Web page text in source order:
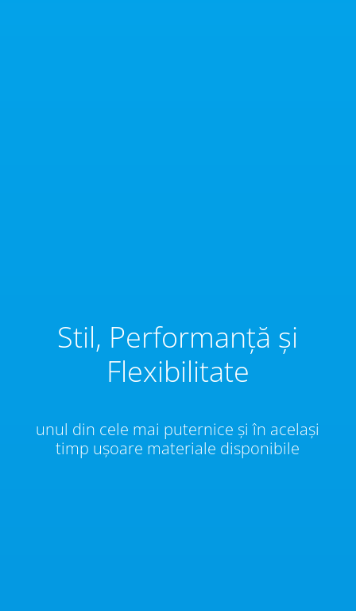
Stil, Performanță și
Flexibilitate
unul din cele mai puternice și în același
timp ușoare materiale disponibile